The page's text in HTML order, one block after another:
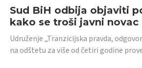
Sud BiH odbija objaviti
kako se troši javni novac
Udruženje „Tranzicijska pravda,
na odštetu za više od četiri godine